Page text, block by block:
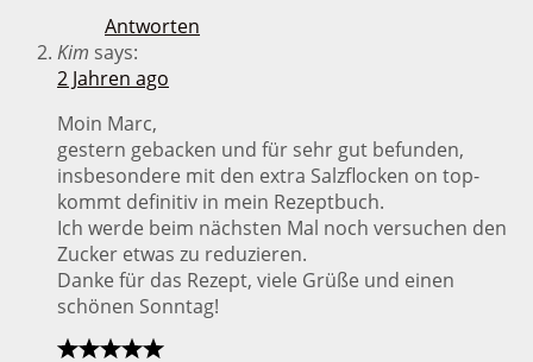
Antworten
Kim says:
2 Jahren ago
Moin Marc,
gestern gebacken und für sehr gut befunden,
insbesondere mit den extra Salzflocken on top-
kommt definitiv in mein Rezeptbuch.
Ich werde beim nächsten Mal noch versuchen den
Zucker etwas zu reduzieren.
Danke für das Rezept, viele Grüße und einen
schönen Sonntag!